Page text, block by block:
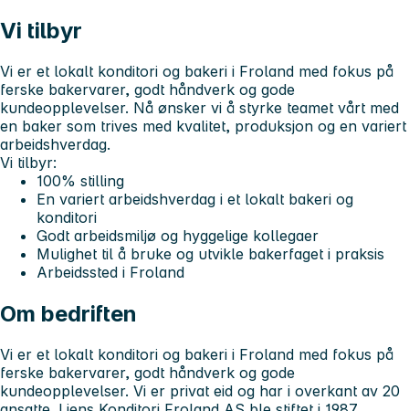
Vi tilbyr
Vi er et lokalt konditori og bakeri i Froland med fokus på
ferske bakervarer, godt håndverk og gode
kundeopplevelser. Nå ønsker vi å styrke teamet vårt med
en baker som trives med kvalitet, produksjon og en variert
arbeidshverdag.
Vi tilbyr:
100% stilling
En variert arbeidshverdag i et lokalt bakeri og
konditori
Godt arbeidsmiljø og hyggelige kollegaer
Mulighet til å bruke og utvikle bakerfaget i praksis
Arbeidssted i Froland
Om bedriften
Vi er et lokalt konditori og bakeri i Froland med fokus på
ferske bakervarer, godt håndverk og gode
kundeopplevelser. Vi er privat eid og har i overkant av 20